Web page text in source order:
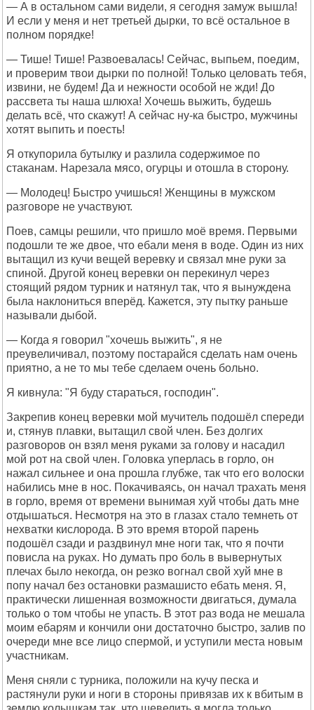
— А в остальном сами видели, я сегодня замуж вышла!
И если у меня и нет третьей дырки, то всё остальное в
полном порядке!
— Тише! Тише! Развоевалась! Сейчас, выпьем, поедим,
и проверим твои дырки по полной! Только целовать тебя,
извини, не будем! Да и нежности особой не жди! До
рассвета ты наша шлюха! Хочешь выжить, будешь
делать всё, что скажут! А сейчас ну-ка быстро, мужчины
хотят выпить и поесть!
Я откупорила бутылку и разлила содержимое по
стаканам. Нарезала мясо, огурцы и отошла в сторону.
— Молодец! Быстро учишься! Женщины в мужском
разговоре не участвуют.
Поев, самцы решили, что пришло моё время. Первыми
подошли те же двое, что ебали меня в воде. Один из них
вытащил из кучи вещей веревку и связал мне руки за
спиной. Другой конец веревки он перекинул через
стоящий рядом турник и натянул так, что я вынуждена
была наклониться вперёд. Кажется, эту пытку раньше
называли дыбой.
— Когда я говорил "хочешь выжить", я не
преувеличивал, поэтому постарайся сделать нам очень
приятно, а не то мы тебе сделаем очень больно.
Я кивнула: "Я буду стараться, господин".
Закрепив конец веревки мой мучитель подошёл спереди
и, стянув плавки, вытащил свой член. Без долгих
разговоров он взял меня руками за голову и насадил
мой рот на свой член. Головка уперлась в горло, он
нажал сильнее и она прошла глубже, так что его волоски
набились мне в нос. Покачиваясь, он начал трахать меня
в горло, время от времени вынимая хуй чтобы дать мне
отдышаться. Несмотря на это в глазах стало темнеть от
нехватки кислорода. В это время второй парень
подошёл сзади и раздвинул мне ноги так, что я почти
повисла на руках. Но думать про боль в вывернутых
плечах было некогда, он резко вогнал свой хуй мне в
попу начал без остановки размашисто ебать меня. Я,
практически лишенная возможности двигаться, думала
только о том чтобы не упасть. В этот раз вода не мешала
моим ебарям и кончили они достаточно быстро, залив по
очереди мне все лицо спермой, и уступили места новым
участникам.
Меня сняли с турника, положили на кучу песка и
растянули руки и ноги в стороны привязав их к вбитым в